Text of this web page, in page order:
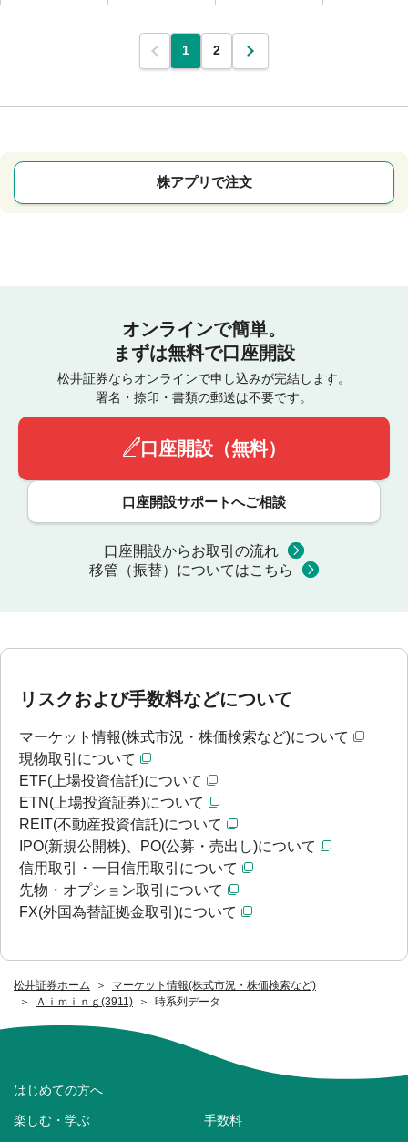
松井証券ホーム
マーケット情報(株式市況・株価検索など)
Ａｉｍｉｎｇ(3911)
時系列データ
1 2
株アプリで注文
オンラインで簡単。
まずは無料で口座開設
松井証券ならオンラインで申し込みが完結します。
署名・捺印・書類の郵送は不要です。
口座開設（無料）
口座開設サポートへご相談
口座開設からお取引の流れ
移管（振替）についてはこちら
リスクおよび手数料などについて
マーケット情報(株式市況・株価検索など)について
現物取引について
ETF(上場投資信託)について
ETN(上場投資証券)について
REIT(不動産投資信託)について
IPO(新規公開株)、PO(公募・売出し)について
信用取引・一日信用取引について
先物・オプション取引について
FX(外国為替証拠金取引)について
はじめての方へ
楽しむ・学ぶ 手数料